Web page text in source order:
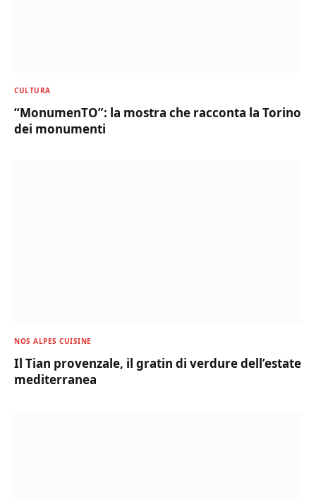
CULTURA
“MonumenTO”: la mostra che racconta la Torino
dei monumenti
NOS ALPES CUISINE
Il Tian provenzale, il gratin di verdure dell’estate
mediterranea